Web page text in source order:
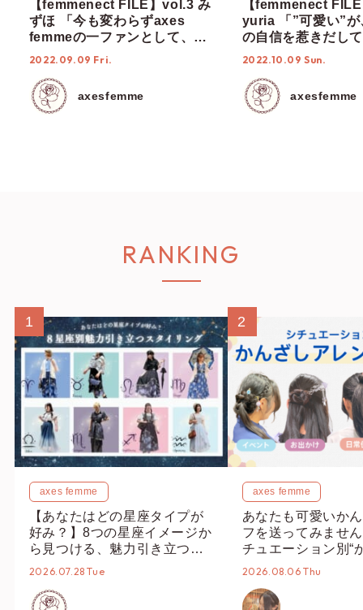
【femmenect FILE】vol.3 み
ずほ 「今も変わらずaxes
femmeの一ファンとして、魅
力を届けていきたい」
2022.09.09 Fri.
axesfemme
【femmenect
yuria 「”可愛い”が
の自信を惹きだし
2022.10.09 Sun.
axesfemme
RANKING
1
axes femme
【あなたはどの星座タイプが
好み？】8つの星座イメージか
ら見つける、魅力引き立つス
タイリング♡
2026.07.28 Tue
2
axes femme
あなたも可愛いか
フを送ってみませ
チュエーション別“
オススメ【ショッ
2026.08.06 Thu